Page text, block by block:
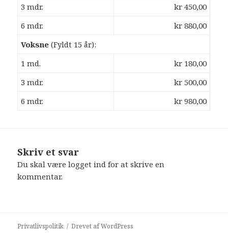
3 mdr.
kr 450,00
6 mdr.
kr 880,00
Voksne (Fyldt 15 år):
1 md.
kr 180,00
3 mdr.
kr 500,00
6 mdr.
kr 980,00
Skriv et svar
Du skal værelogget ind for at skrive en
kommentar.
Privatlivspolitik Drevet af WordPress